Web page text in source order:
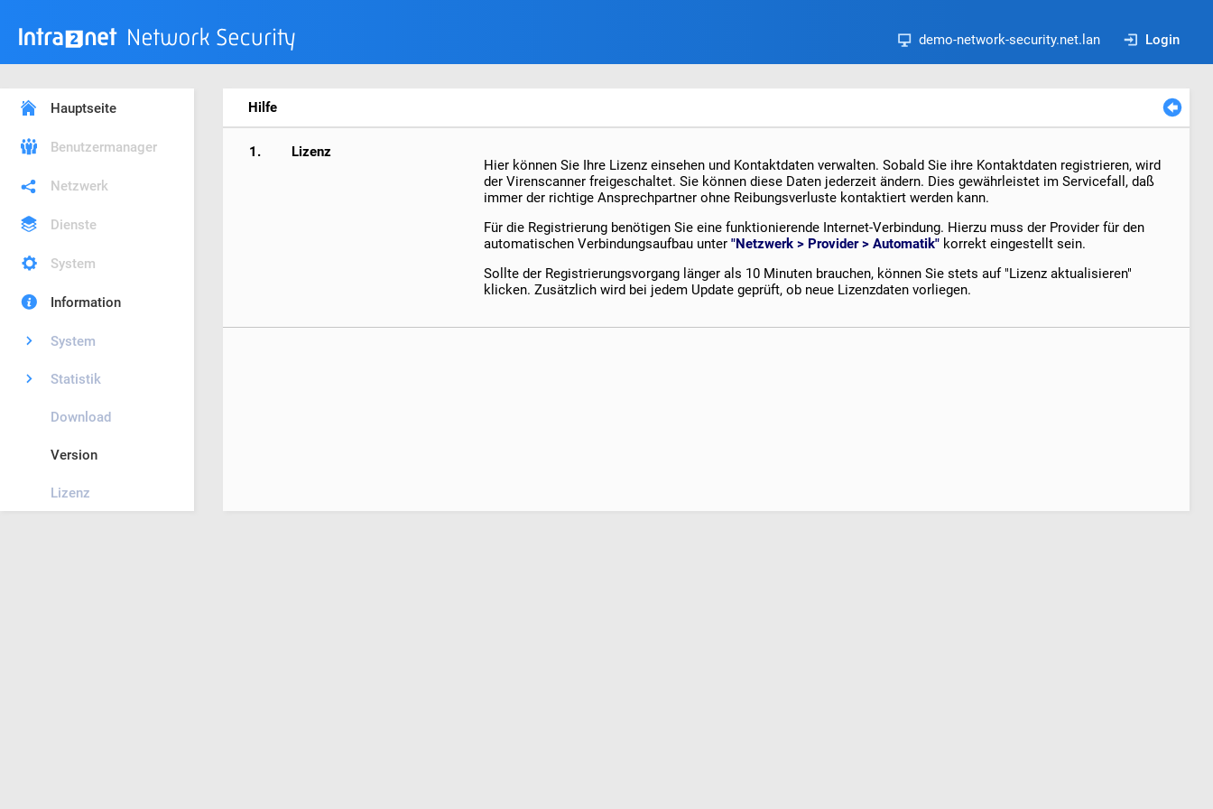
demo-network-security.net.lan Login
Hauptseite
Benutzermanager
Netzwerk
Dienste
System
Information
System
Statistik
Download
Version
Lizenz
Hilfe
1.
Lizenz
Hier können Sie Ihre Lizenz einsehen und Kontaktdaten verwalten. Sobald Sie ihre Kontaktdaten registrieren, wird
der Virenscanner freigeschaltet. Sie können diese Daten jederzeit ändern. Dies gewährleistet im Servicefall, daß
immer der richtige Ansprechpartner ohne Reibungsverluste kontaktiert werden kann.
Für die Registrierung benötigen Sie eine funktionierende Internet-Verbindung. Hierzu muss der Provider für den
automatischen Verbindungsaufbau unter "Netzwerk > Provider > Automatik" korrekt eingestellt sein.
Sollte der Registrierungsvorgang länger als 10 Minuten brauchen, können Sie stets auf "Lizenz aktualisieren"
klicken. Zusätzlich wird bei jedem Update geprüft, ob neue Lizenzdaten vorliegen.